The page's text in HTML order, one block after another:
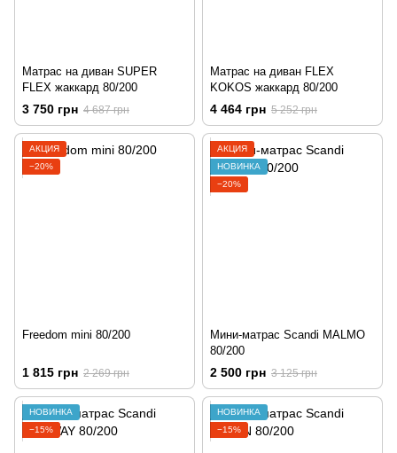
Матрас на диван SUPER
FLEX жаккард 80/200
3 750 грн 4 687 грн
Матрас на диван FLEX
KOKOS жаккард 80/200
4 464 грн 5 252 грн
АКЦИЯ
−20%
Freedom mini 80/200
1 815 грн 2 269 грн
АКЦИЯ
НОВИНКА
−20%
Мини-матрас Scandi MALMO
80/200
2 500 грн 3 125 грн
НОВИНКА
−15%
НОВИНКА
−15%